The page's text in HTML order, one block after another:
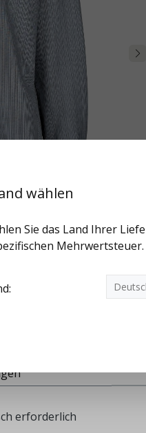
verwendet Cookies,
erforderlich
wählen
Sie das Land Ihrer
Mehrwertsteuer.